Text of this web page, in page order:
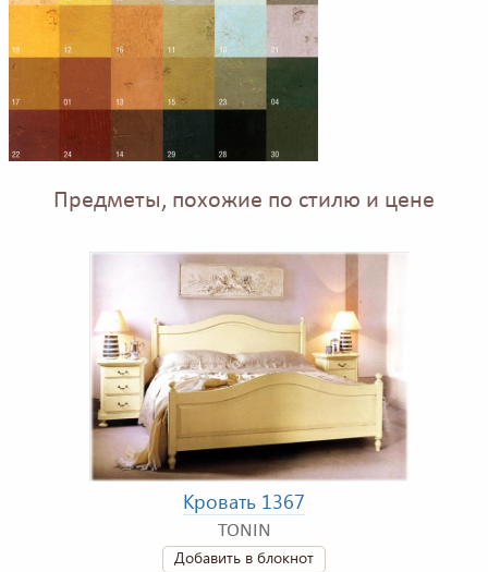
Предметы, похожие по стилю и цене
Кровать 1367
TONIN
Добавить в блокнот